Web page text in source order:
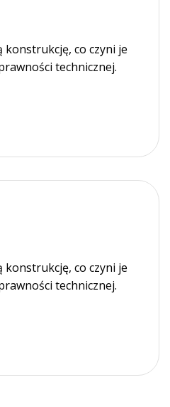
co czyni je
technicznej.
co czyni je
technicznej.